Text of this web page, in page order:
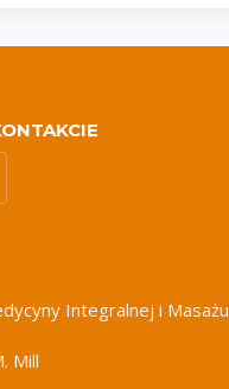
Integralnej i Masażu
Mill